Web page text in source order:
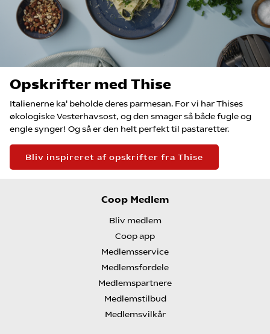
Opskrifter med Thise
Italienerne ka' beholde deres parmesan. For vi har Thises
økologiske Vesterhavsost, og den smager så både fugle og
engle synger! Og så er den helt perfekt til pastaretter.
Bliv inspireret af opskrifter fra Thise
Coop Medlem
Bliv medlem
Coop app
Medlemsservice
Medlemsfordele
Medlemspartnere
Medlemstilbud
Medlemsvilkår